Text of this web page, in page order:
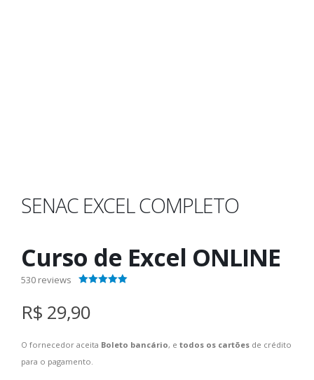
SENAC EXCEL COMPLETO
Curso de Excel ONLINE
530 reviews
R$ 29,90
O fornecedor aceita Boleto bancário, e todos os cartões de crédito
para o pagamento.